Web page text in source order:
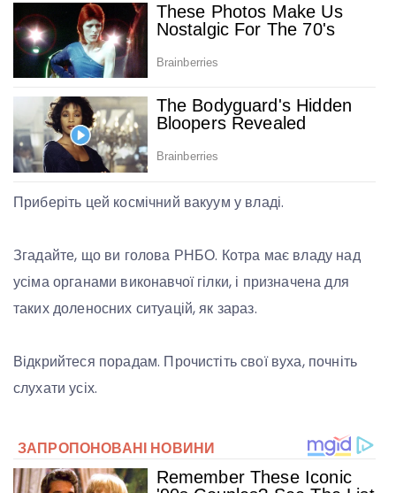
Приберіть цей космічний вакуум у владі.
Згадайте, що ви голова РНБО. Котра має владу над
усіма органами виконавчої гілки, і призначена для
таких доленосних ситуацій, як зараз.
Відкрийтеся порадам. Прочистіть свої вуха, почніть
слухати усіх.